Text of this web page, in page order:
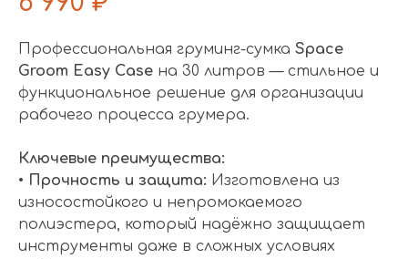
Профессиональная груминг-сумка Space
Groom Easy Сase на 30 литров — стильное и
функциональное решение для организации
рабочего процесса грумера.
Ключевые преимущества:
• Прочность и защита: Изготовлена из
износостойкого и непромокаемого
полиэстера, который надёжно защищает
инструменты даже в сложных условиях